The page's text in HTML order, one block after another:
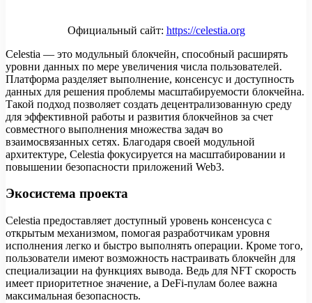
Официальный сайт: https://celestia.org
Celestia — это модульный блокчейн, способный расширять
уровни данных по мере увеличения числа пользователей.
Платформа разделяет выполнение, консенсус и доступность
данных для решения проблемы масштабируемости блокчейна.
Такой подход позволяет создать децентрализованную среду
для эффективной работы и развития блокчейнов за счет
совместного выполнения множества задач во
взаимосвязанных сетях. Благодаря своей модульной
архитектуре, Celestia фокусируется на масштабировании и
повышении безопасности приложений Web3.
Экосистема проекта
Celestia предоставляет доступный уровень консенсуса с
открытым механизмом, помогая разработчикам уровня
исполнения легко и быстро выполнять операции. Кроме того,
пользователи имеют возможность настраивать блокчейн для
специализации на функциях вывода. Ведь для NFT скорость
имеет приоритетное значение, а DeFi-пулам более важна
максимальная безопасность.